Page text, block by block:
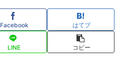
Facebook はてブ
LINE コピー